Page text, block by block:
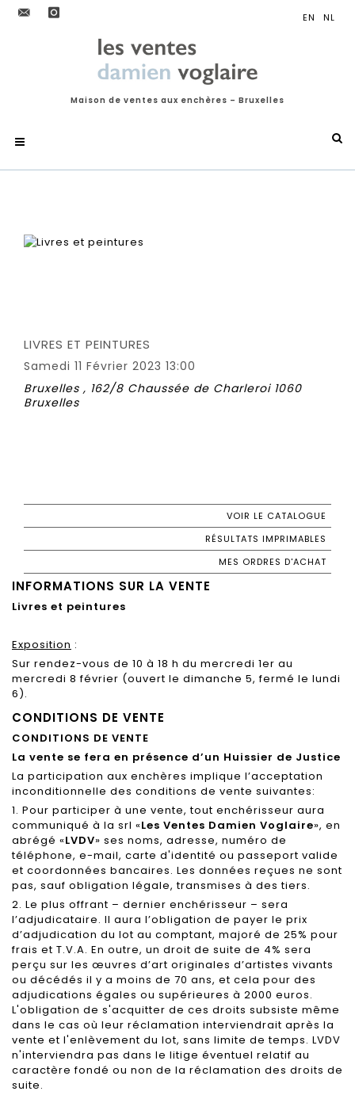
Maison de ventes aux enchères – Bruxelles
LIVRES ET PEINTURES
Samedi 11 Février 2023 13:00
Bruxelles , 162/8 Chaussée de Charleroi 1060
Bruxelles
VOIR LE CATALOGUE
RÉSULTATS IMPRIMABLES
MES ORDRES D'ACHAT
INFORMATIONS SUR LA VENTE
Livres et peintures
Exposition :
Sur rendez-vous de 10 à 18 h du mercredi 1er au
mercredi 8 février (ouvert le dimanche 5, fermé le lundi
6).
CONDITIONS DE VENTE
CONDITIONS DE VENTE
La vente se fera en présence d’un Huissier de Justice
La participation aux enchères implique l’acceptation
inconditionnelle des conditions de vente suivantes:
1. Pour participer à une vente, tout enchérisseur aura
communiqué à la srl «Les Ventes Damien Voglaire», en
abrégé «LVDV» ses noms, adresse, numéro de
téléphone, e-mail, carte d'identité ou passeport valide
et coordonnées bancaires. Les données reçues ne sont
pas, sauf obligation légale, transmises à des tiers.
2. Le plus offrant – dernier enchérisseur – sera
l’adjudicataire. Il aura l’obligation de payer le prix
d’adjudication du lot au comptant, majoré de 25% pour
frais et T.V.A. En outre, un droit de suite de 4% sera
perçu sur les œuvres d’art originales d’artistes vivants
ou décédés il y a moins de 70 ans, et cela pour des
adjudications égales ou supérieures à 2000 euros.
L'obligation de s'acquitter de ces droits subsiste même
dans le cas où leur réclamation interviendrait après la
vente et l'enlèvement du lot, sans limite de temps. LVDV
n'interviendra pas dans le litige éventuel relatif au
caractère fondé ou non de la réclamation des droits de
suite.